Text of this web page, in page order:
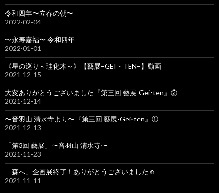
令和四年〜立春の朝〜
2022-02-04
〜永寿嘉福〜 令和四年
2022-01-01
《星の巡り～珪化木～》【藝展−GEI・TEN−】動画
2021-12-15
大変ありがとうございました『第三回 藝展-Gei･ten』②
2021-12-14
〜音羽山 清水寺より〜『第三回 藝展-Gei･ten』①
2021-12-13
「第3回 藝展」〜音羽山 清水寺〜
2021-11-23
「森へ」企画展終了！ありがとうございました☺️
2021-11-11